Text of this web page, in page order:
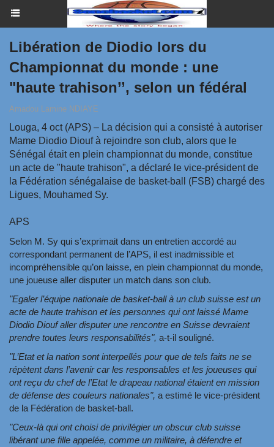
Libération de Diodio lors du
Championnat du monde : une
"haute trahison’’, selon un fédéral
Amadou Lamine NDIAYE
Louga, 4 oct (APS) – La décision qui a consisté à autoriser
Mame Diodio Diouf à rejoindre son club, alors que le
Sénégal était en plein championnat du monde, constitue
un acte de "haute trahison", a déclaré le vice-président de
la Fédération sénégalaise de basket-ball (FSB) chargé des
Ligues, Mouhamed Sy.
APS
Selon M. Sy qui s’exprimait dans un entretien accordé au
correspondant permanent de l’APS, il est inadmissible et
incompréhensible qu’on laisse, en plein championnat du monde,
une joueuse aller disputer un match dans son club.
"Egaler l’équipe nationale de basket-ball à un club suisse est un
acte de haute trahison et les personnes qui ont laissé Mame
Diodio Diouf aller disputer une rencontre en Suisse devraient
prendre toutes leurs responsabilités", a-t-il souligné.
"L’Etat et la nation sont interpellés pour que de tels faits ne se
répètent dans l’avenir car les responsables et les joueuses qui
ont reçu du chef de l’Etat le drapeau national étaient en mission
de défense des couleurs nationales", a estimé le vice-président
de la Fédération de basket-ball.
"Ceux-là qui ont choisi de privilégier un obscur club suisse
libérant une fille appelée, comme un militaire, à défendre et